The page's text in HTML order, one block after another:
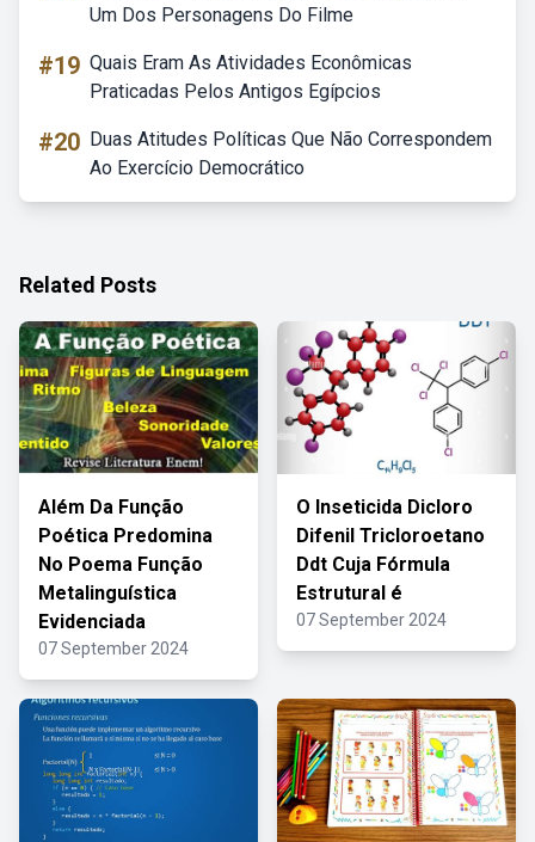
Um Dos Personagens Do Filme
#19 Quais Eram As Atividades Econômicas
Praticadas Pelos Antigos Egípcios
#20 Duas Atitudes Políticas Que Não Correspondem
Ao Exercício Democrático
Related Posts
Além Da Função
Poética Predomina
No Poema Função
Metalinguística
Evidenciada
07 September 2024
O Inseticida Dicloro
Difenil Tricloroetano
Ddt Cuja Fórmula
Estrutural é
07 September 2024